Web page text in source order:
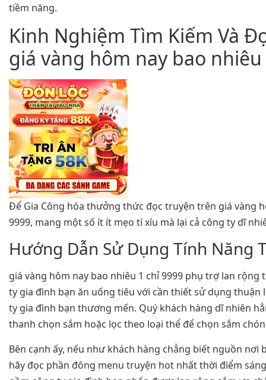
tiềm năng.
Kinh Nghiệm Tìm Kiếm Và
giá vàng hôm nay bao nhiêu
Để Gia Công hóa thưởng thức đọc truyện trên giá vàng
9999, mang một số ít ít mẹo tí xíu mà lại cả công ty dĩ
Hướng Dẫn Sử Dụng Tính Năng
giá vàng hôm nay bao nhiêu 1 chỉ 9999 phụ trợ lan rộng
ty gia đình bạn ăn uống tiêu với cần thiết sử dụng thuận
ty gia đình bạn thương mến. Quý khách hàng dĩ nhiên
thanh chọn sắm hoặc lọc theo loại thể để chọn sắm
Bên cạnh ấy, nếu như khách hàng chẳng biết nguồn nơi
hãy đọc phần đông menu truyện hot nhất thời điểm